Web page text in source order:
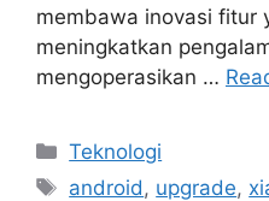
membawa inovasi fitur
meningkatkan
mengoperasikan …
Categories
Teknologi
Tags
android , upgrade,